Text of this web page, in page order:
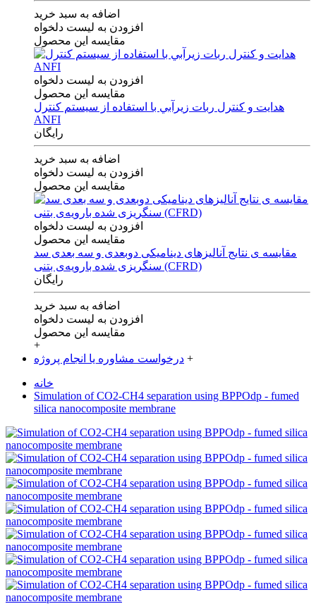
اضافه به سبد خرید
افزودن به لیست دلخواه
مقایسه این محصول
افزودن به لیست دلخواه
مقایسه این محصول
هدايت و كنترل ربات زيرآبي با استفاده از سيستم كنترل
ANFI
رایگان
اضافه به سبد خرید
افزودن به لیست دلخواه
مقایسه این محصول
افزودن به لیست دلخواه
مقایسه این محصول
مقایسه ی‌ نتایج آنالیزهای‌ دینامیکی‌ دوبعدی‌ و‌ سه بعدی‌ سد
سنگریزی‌ شده با‌رویه‌ی‌ بتنی‌ (CFRD)
رایگان
اضافه به سبد خرید
افزودن به لیست دلخواه
مقایسه این محصول
+
درخواست مشاوره یا انجام پروژه +
خانه
Simulation of CO2-CH4 separation using BPPOdp - fumed
silica nanocomposite membrane